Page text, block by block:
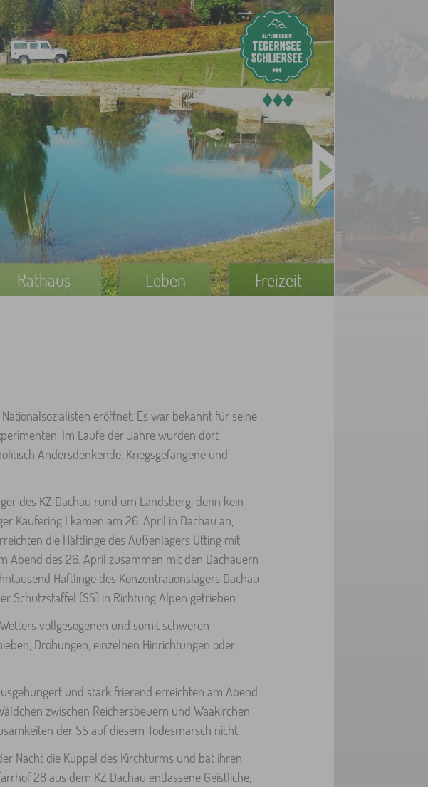
Rathaus Leben Freizeit
eröffnet. Es war bekannt für seine
Im Laufe der Jahre wurden dort
Andersdenkende, Kriegsgefangene und
des KZ Dachau rund um Landsberg, denn kein
Kaufering I kamen am 26. April in Dachau an,
die Häftlinge des Außenlagers Utting mit
Abend des 26. April zusammen mit den Dachauern
Häftlinge des Konzentrationslagers Dachau
Schutzstaffel (SS) in Richtung Alpen getrieben.
vollgesogenen und somit schweren
Drohungen, einzelnen Hinrichtungen oder
und stark frierend erreichten am Abend
zwischen Reichersbeuern und Waakirchen.
der SS auf diesem Todesmarsch nicht.
Nacht die Kuppel des Kirchturms und bat ihren
28 aus dem KZ Dachau entlassene Geistliche,